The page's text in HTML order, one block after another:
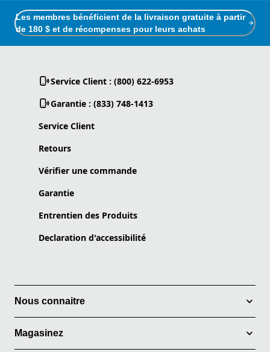
Les membres bénéficient de la livraison gratuite à partir
de 180 $ et de récompenses pour leurs achats
Service Client : (800) 622-6953
Garantie : (833) 748-1413
Service Client
Retours
Vérifier une commande
Garantie
Entrentien des Produits
Declaration d'accessibilité
Nous connaitre
Magasinez